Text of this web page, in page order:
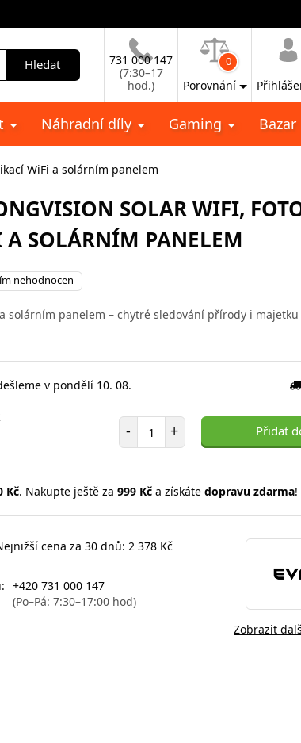
Hledat
731 000 147
(7:30–17
hod.)
0
Porovnání
Náhradní díly Gaming Bazar
WiFi a solárním panelem
SOLAR WIFI,
SOLÁRNÍM PANELEM
nehodnocen
solárním panelem – chytré sledování přírody i
v pondělí 10. 08.
- Počet položek
+ Přidat
Kč. Nakupte ještě za 999 Kča získáte dopravu zdarma!
cena za 30 dnů: 2 378 Kč
+420 731 000 147
(Po–Pá: 7:30–17:00 hod)
Zobrazit